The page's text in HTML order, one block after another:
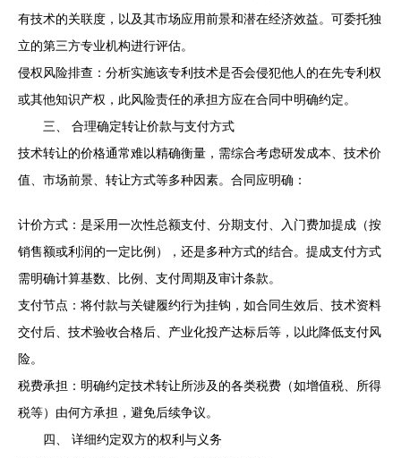
有技术的关联度，以及其市场应用前景和潜在经济效益。可委托独
立的第三方专业机构进行评估。
侵权风险排查：分析实施该专利技术是否会侵犯他人的在先专利权
或其他知识产权，此风险责任的承担方应在合同中明确约定。
三、 合理确定转让价款与支付方式
技术转让的价格通常难以精确衡量，需综合考虑研发成本、技术价
值、市场前景、转让方式等多种因素。合同应明确：
计价方式：是采用一次性总额支付、分期支付、入门费加提成（按
销售额或利润的一定比例），还是多种方式的结合。提成支付方式
需明确计算基数、比例、支付周期及审计条款。
支付节点：将付款与关键履约行为挂钩，如合同生效后、技术资料
交付后、技术验收合格后、产业化投产达标后等，以此降低支付风
险。
税费承担：明确约定技术转让所涉及的各类税费（如增值税、所得
税等）由何方承担，避免后续争议。
四、 详细约定双方的权利与义务